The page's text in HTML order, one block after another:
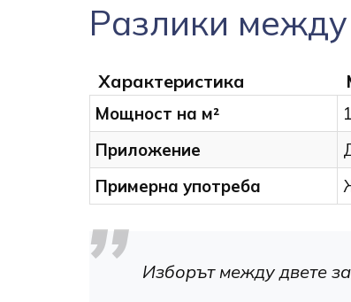
Разлики
Характеристика
Мощност на м²
Приложение
Примерна употреба
Изборът между двете